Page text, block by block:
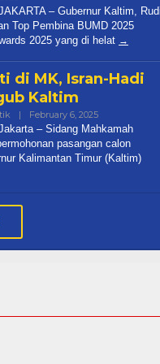
Halamankanancom@gmail.com
– Gubernur Kaltim, Rudi
Top Pembina BUMD 2025
2025 yang di helat
di MK, Isran-Hadi
Kaltim
| February 6, 2025By
– Sidang Mahkamah
pasangan calon
Kalimantan Timur (Kaltim)